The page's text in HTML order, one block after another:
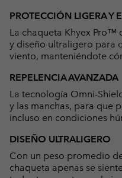
PROTECCIÓN LIGERA Y
La chaqueta Khyex Pro™
y diseño ultraligero para
viento, manteniéndote
REPELENCIA AVANZADA
La tecnología Omni-
y las manchas, para que
incluso en condiciones
DISEÑO ULTRALIGERO
Con un peso promedio
chaqueta apenas se